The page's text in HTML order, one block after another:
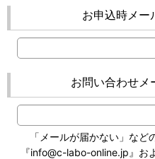
お申込時メー
お問い合わせメ
「メールが届かない」など
『info@c-labo-online.jp』